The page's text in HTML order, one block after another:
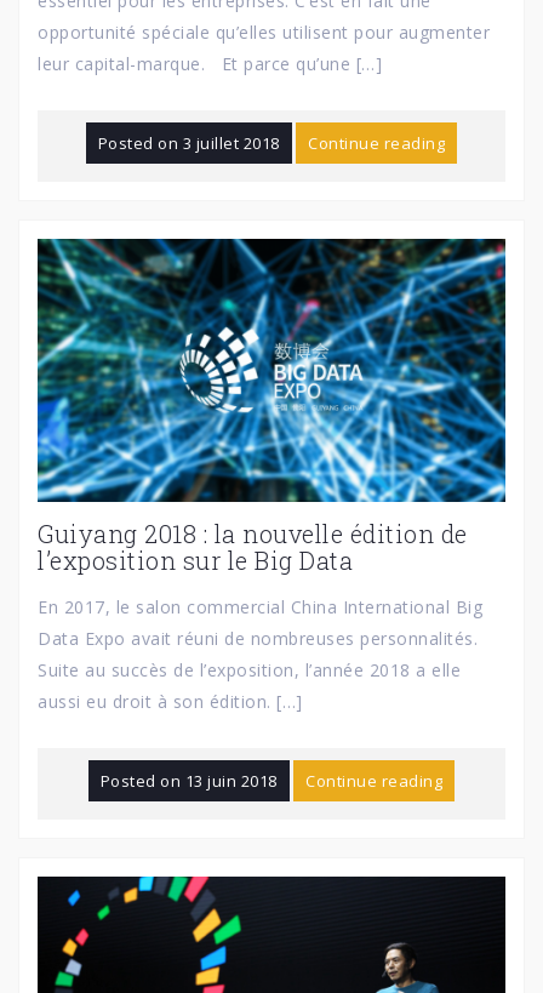
opportunité spéciale qu’elles utilisent pour augmenter
leur capital-marque. Et parce qu’une […]
Posted on 3 juillet 2018 Continue reading
Guiyang 2018 : la nouvelle édition de
l’exposition sur le Big Data
En 2017, le salon commercial China International Big
Data Expo avait réuni de nombreuses personnalités.
Suite au succès de l’exposition, l’année 2018 a elle
aussi eu droit à son édition. […]
Posted on 13 juin 2018 Continue reading